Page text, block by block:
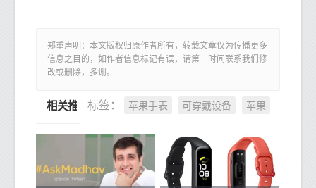
郑重声明：本文版权归原作者所有，转载文章仅为传播更多
信息之目的，如作者信息标记有误，请第一时间联系我们修
改或删除，多谢。
标签： 苹果手表 可穿戴设备 苹果
相关推荐